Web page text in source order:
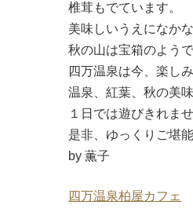
椎茸もでています。
美味しいうえになか
秋の山は宝箱のようで
四万温泉は今、楽し
温泉、紅葉、秋の美
１日では遊びきれま
是非、ゆっくりご堪能
by 薫子
四万温泉柏屋カフェ